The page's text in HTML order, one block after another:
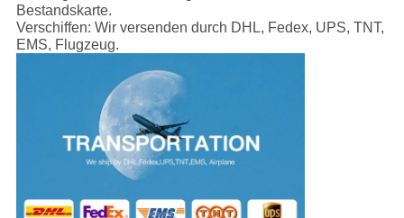
Bestandskarte.
Verschiffen: Wir versenden durch DHL, Fedex, UPS, TNT,
EMS, Flugzeug.